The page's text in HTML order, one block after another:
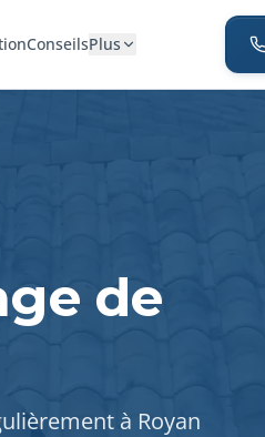
ConseilsPlus
de
à Royan